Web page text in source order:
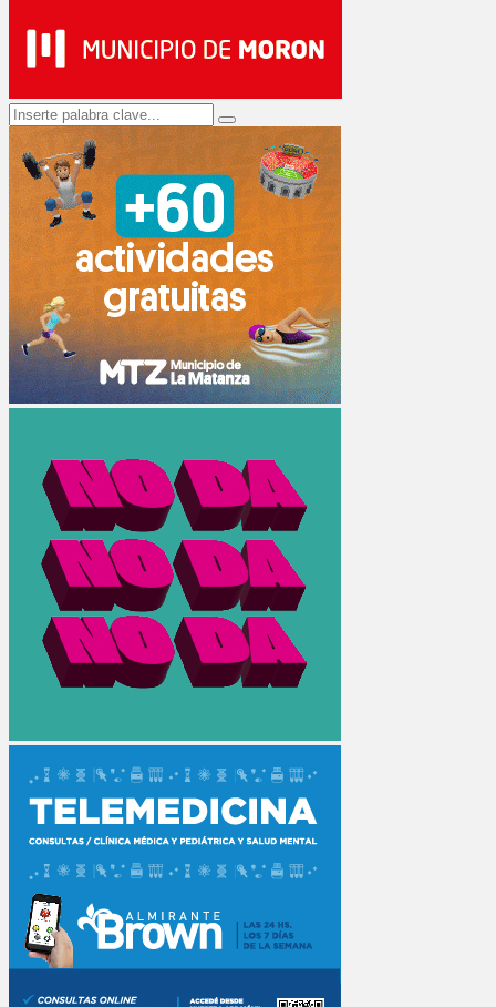
Search
for:
Search